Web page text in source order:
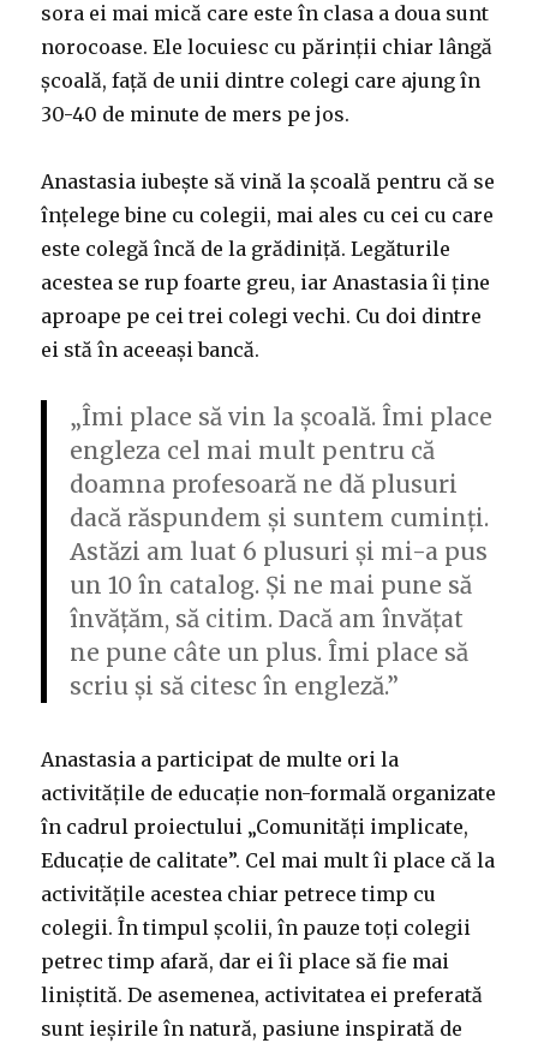
sora ei mai mică care este în clasa a doua sunt
norocoase. Ele locuiesc cu părinții chiar lângă
școală, față de unii dintre colegi care ajung în
30-40 de minute de mers pe jos.
Anastasia iubește să vină la școală pentru că se
înțelege bine cu colegii, mai ales cu cei cu care
este colegă încă de la grădiniță. Legăturile
acestea se rup foarte greu, iar Anastasia îi ține
aproape pe cei trei colegi vechi. Cu doi dintre
ei stă în aceeași bancă.
„Îmi place să vin la școală. Îmi place
engleza cel mai mult pentru că
doamna profesoară ne dă plusuri
dacă răspundem și suntem cuminți.
Astăzi am luat 6 plusuri și mi-a pus
un 10 în catalog. Și ne mai pune să
învățăm, să citim. Dacă am învățat
ne pune câte un plus. Îmi place să
scriu și să citesc în engleză.”
Anastasia a participat de multe ori la
activitățile de educație non-formală organizate
în cadrul proiectului „Comunități implicate,
Educație de calitate”. Cel mai mult îi place că la
activitățile acestea chiar petrece timp cu
colegii. În timpul școlii, în pauze toți colegii
petrec timp afară, dar ei îi place să fie mai
liniștită. De asemenea, activitatea ei preferată
sunt ieșirile în natură, pasiune inspirată de